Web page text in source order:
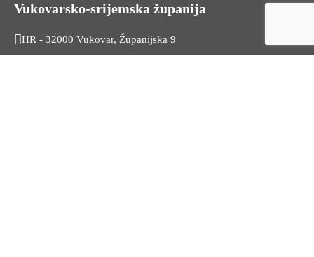
Vukovarsko-srijemska županija
HR - 32000 Vukovar, Županijska 9